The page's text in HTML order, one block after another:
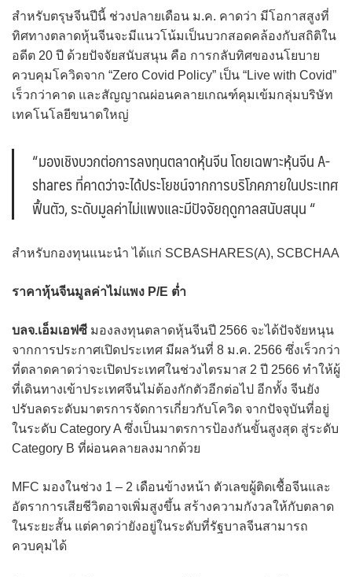
สำหรับตรุษจีนปีนี้ ช่วงปลายเดือน ม.ค. คาดว่า มีโอกาสสูงที่
ทิศทางตลาดหุ้นจีนจะมีแนวโน้มเป็นบวกสอดคล้องกับสถิติใน
อดีต 20 ปี ด้วยปัจจัยสนับสนุน คือ การกลับทิศของนโยบาย
ควบคุมโควิดจาก “Zero Covid Policy” เป็น “Live with Covid”
เร็วกว่าคาด และสัญญาณผ่อนคลายเกณฑ์คุมเข้มกลุ่มบริษัท
เทคโนโลยีขนาดใหญ่
“มองเชิงบวกต่อการลงทุนตลาดหุ้นจีน โดยเฉพาะหุ้นจีน A-
shares ที่คาดว่าจะได้ประโยชน์จากการบริโภคภายในประเทศ
ฟื้นตัว, ระดับมูลค่าไม่แพงและมีปัจจัยฤดูกาลสนับสนุน “
สำหรับกองทุนแนะนำ ได้แก่ SCBASHARES(A), SCBCHAA
ราคาหุ้นจีนมูลค่าไม่แพง P/E ต่ำ
บลจ.เอ็มเอฟซี มองลงทุนตลาดหุ้นจีนปี 2566 จะได้ปัจจัยหนุน
จากการประกาศเปิดประเทศ มีผลวันที่ 8 ม.ค. 2566 ซึ่งเร็วกว่า
ที่ตลาดคาดว่าจะเปิดประเทศในช่วงไตรมาส 2 ปี 2566 ทำให้ผู้
ที่เดินทางเข้าประเทศจีนไม่ต้องกักตัวอีกต่อไป อีกทั้ง จีนยัง
ปรับลดระดับมาตรการจัดการเกี่ยวกับโควิด จากปัจจุบันที่อยู่
ในระดับ Category A ซึ่งเป็นมาตรการป้องกันขั้นสูงสุด สู่ระดับ
Category B ที่ผ่อนคลายลงมากด้วย
MFC มองในช่วง 1 – 2 เดือนข้างหน้า ตัวเลขผู้ติดเชื้อจีนและ
อัตราการเสียชีวิตอาจเพิ่มสูงขึ้น สร้างความกังวลให้กับตลาด
ในระยะสั้น แต่คาดว่ายังอยู่ในระดับที่รัฐบาลจีนสามารถ
ควบคุมได้